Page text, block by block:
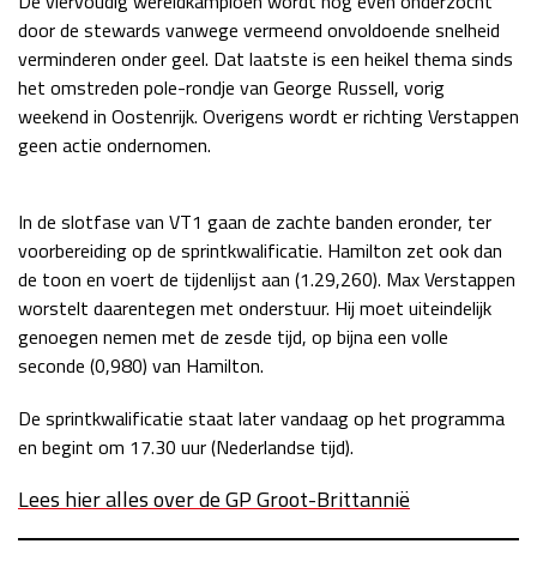
door de stewards vanwege vermeend onvoldoende snelheid
verminderen onder geel. Dat laatste is een heikel thema sinds
het omstreden pole-rondje van George Russell, vorig
weekend in Oostenrijk. Overigens wordt er richting Verstappen
geen actie ondernomen.
In de slotfase van VT1 gaan de zachte banden eronder, ter
voorbereiding op de sprintkwalificatie. Hamilton zet ook dan
de toon en voert de tijdenlijst aan (1.29,260). Max Verstappen
worstelt daarentegen met onderstuur. Hij moet uiteindelijk
genoegen nemen met de zesde tijd, op bijna een volle
seconde (0,980) van Hamilton.
De sprintkwalificatie staat later vandaag op het programma
en begint om 17.30 uur (Nederlandse tijd).
Lees hier alles over de GP Groot-Brittannië